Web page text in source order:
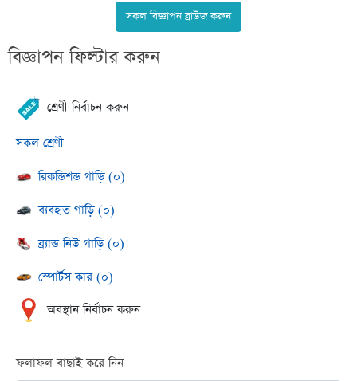
বিজ্ঞাপন ফিল্টার করুন
শ্রেণী নির্বাচন করুন
সকল শ্রেণী
রিকন্ডিশন্ড গাড়ি (০)
ব্যবহৃত গাড়ি (০)
ব্র্যান্ড নিউ গাড়ি (০)
স্পোর্টস কার (০)
অবস্থান নির্বাচন করুন
ফলাফল বাছাই করে নিন
সকল বিজ্ঞাপন ব্রাউজ করুন